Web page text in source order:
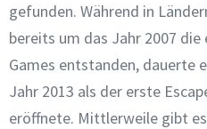
gefunden. Während in
bereits um das Jahr 2007 die
Games entstanden, dauerte
Jahr 2013 als der erste
eröffnete. Mittlerweile gibt